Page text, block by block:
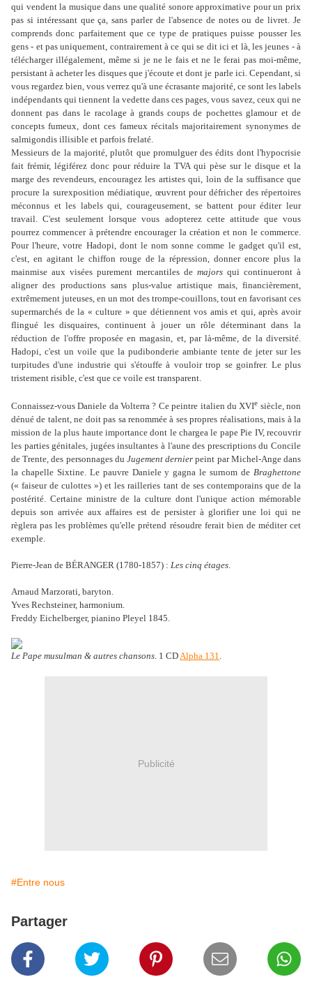
qui vendent la musique dans une qualité sonore approximative pour un prix
pas si intéressant que ça, sans parler de l'absence de notes ou de livret. Je
comprends donc parfaitement que ce type de pratiques puisse pousser les
gens - et pas uniquement, contrairement à ce qui se dit ici et là, les jeunes - à
télécharger illégalement, même si je ne le fais et ne le ferai pas moi-même,
persistant à acheter les disques que j'écoute et dont je parle ici. Cependant, si
vous regardez bien, vous verrez qu'à une écrasante majorité, ce sont les labels
indépendants qui tiennent la vedette dans ces pages, vous savez, ceux qui ne
donnent pas dans le racolage à grands coups de pochettes glamour et de
concepts fumeux, dont ces fameux récitals majoritairement synonymes de
salmigondis illisible et parfois frelaté.
Messieurs de la majorité, plutôt que promulguer des édits dont l'hypocrisie
fait frémir, légiférez donc pour réduire la TVA qui pèse sur le disque et la
marge des revendeurs, encouragez les artistes qui, loin de la suffisance que
procure la surexposition médiatique, œuvrent pour défricher des répertoires
méconnus et les labels qui, courageusement, se battent pour éditer leur
travail. C'est seulement lorsque vous adopterez cette attitude que vous
pourrez commencer à prétendre encourager la création et non le commerce.
Pour l'heure, votre Hadopi, dont le nom sonne comme le gadget qu'il est,
c'est, en agitant le chiffon rouge de la répression, donner encore plus la
mainmise aux visées purement mercantiles de majors qui continueront à
aligner des productions sans plus-value artistique mais, financièrement,
extrêmement juteuses, en un mot des trompe-couillons, tout en favorisant ces
supermarchés de la « culture » que détiennent vos amis et qui, après avoir
flingué les disquaires, continuent à jouer un rôle déterminant dans la
réduction de l'offre proposée en magasin, et, par là-même, de la diversité.
Hadopi, c'est un voile que la pudibonderie ambiante tente de jeter sur les
turpitudes d'une industrie qui s'étouffe à vouloir trop se goinfrer. Le plus
tristement risible, c'est que ce voile est transparent.
Connaissez-vous Daniele da Volterra ? Ce peintre italien du XVIe siècle, non
dénué de talent, ne doit pas sa renommée à ses propres réalisations, mais à la
mission de la plus haute importance dont le chargea le pape Pie IV, recouvrir
les parties génitales, jugées insultantes à l'aune des prescriptions du Concile
de Trente, des personnages du Jugement dernier peint par Michel-Ange dans
la chapelle Sixtine. Le pauvre Daniele y gagna le surnom de Braghettone
(« faiseur de culottes ») et les railleries tant de ses contemporains que de la
postérité. Certaine ministre de la culture dont l'unique action mémorable
depuis son arrivée aux affaires est de persister à glorifier une loi qui ne
règlera pas les problèmes qu'elle prétend résoudre ferait bien de méditer cet
exemple.
Pierre-Jean de BÉRANGER (1780-1857) : Les cinq étages.
Arnaud Marzorati, baryton.
Yves Rechsteiner, harmonium.
Freddy Eichelberger, pianino Pleyel 1845.
Le Pape musulman & autres chansons. 1 CDAlpha 131.
Publicité
#Entre nous
Partager